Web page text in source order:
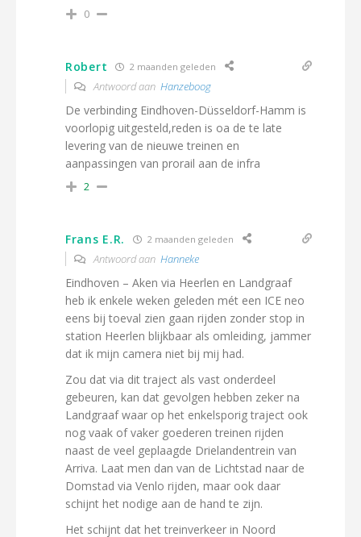
0
Robert 2 maanden geleden
Antwoord aan Hanzeboog
De verbinding Eindhoven-Düsseldorf-Hamm is
voorlopig uitgesteld,reden is oa de te late
levering van de nieuwe treinen en
aanpassingen van prorail aan de infra
2
Frans E.R. 2 maanden geleden
Antwoord aan Hanneke
Eindhoven – Aken via Heerlen en Landgraaf
heb ik enkele weken geleden mét een ICE neo
eens bij toeval zien gaan rijden zonder stop in
station Heerlen blijkbaar als omleiding, jammer
dat ik mijn camera niet bij mij had.
Zou dat via dit traject als vast onderdeel
gebeuren, kan dat gevolgen hebben zeker na
Landgraaf waar op het enkelsporig traject ook
nog vaak of vaker goederen treinen rijden
naast de veel geplaagde Drielandentrein van
Arriva. Laat men dan van de Lichtstad naar de
Domstad via Venlo rijden, maar ook daar
schijnt het nodige aan de hand te zijn.
Het schijnt dat het treinverkeer in Noord